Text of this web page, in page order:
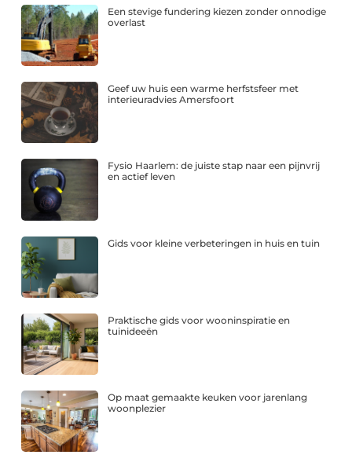
Een stevige fundering kiezen zonder onnodige
overlast
Geef uw huis een warme herfstsfeer met
interieuradvies Amersfoort
Fysio Haarlem: de juiste stap naar een pijnvrij
en actief leven
Gids voor kleine verbeteringen in huis en tuin
Praktische gids voor wooninspiratie en
tuinideeën
Op maat gemaakte keuken voor jarenlang
woonplezier